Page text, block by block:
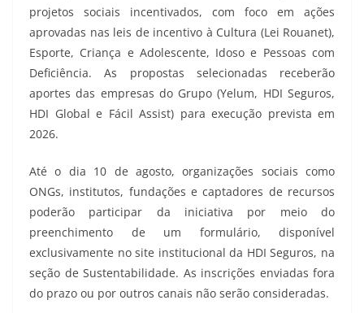
projetos sociais incentivados, com foco em ações
aprovadas nas leis de incentivo à Cultura (Lei Rouanet),
Esporte, Criança e Adolescente, Idoso e Pessoas com
Deficiência. As propostas selecionadas receberão
aportes das empresas do Grupo (Yelum, HDI Seguros,
HDI Global e Fácil Assist) para execução prevista em
2026.
Até o dia 10 de agosto, organizações sociais como
ONGs, institutos, fundações e captadores de recursos
poderão participar da iniciativa por meio do
preenchimento de um formulário, disponível
exclusivamente no site institucional da HDI Seguros, na
seção de Sustentabilidade. As inscrições enviadas fora
do prazo ou por outros canais não serão consideradas.